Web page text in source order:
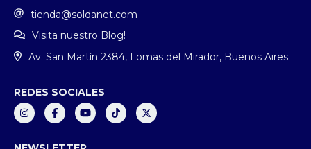
tienda@soldanet.com
Visita nuestro Blog!
Av. San Martín 2384, Lomas del Mirador, Buenos Aires
REDES SOCIALES